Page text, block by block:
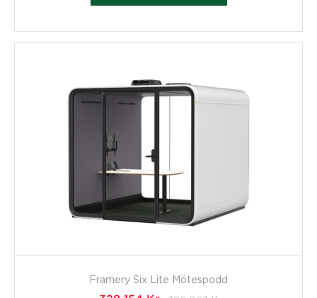
Framery Six Lite Mötespodd